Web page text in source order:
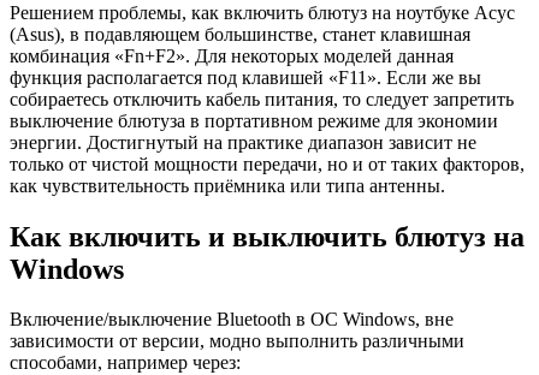
Решением проблемы, как включить блютуз на ноутбуке Асус
(Asus), в подавляющем большинстве, станет клавишная
комбинация «Fn+F2». Для некоторых моделей данная
функция располагается под клавишей «F11». Если же вы
собираетесь отключить кабель питания, то следует запретить
выключение блютуза в портативном режиме для экономии
энергии. Достигнутый на практике диапазон зависит не
только от чистой мощности передачи, но и от таких факторов,
как чувствительность приёмника или типа антенны.
Как включить и выключить блютуз на
Windows
Включение/выключение Bluetooth в ОС Windows, вне
зависимости от версии, модно выполнить различными
способами, например через: